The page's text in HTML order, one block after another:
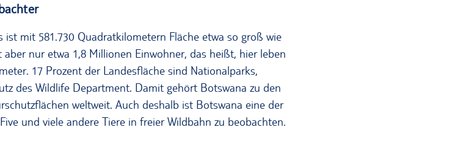
mit 581.730 Quadratkilometern Fläche etwa so groß wie
nur etwa 1,8 Millionen Einwohner, das heißt, hier leben
17 Prozent der Landesfläche sind Nationalparks,
des Wildlife Department. Damit gehört Botswana zu den
weltweit. Auch deshalb ist Botswana eine der
und viele andere Tiere in freier Wildbahn zu beobachten.